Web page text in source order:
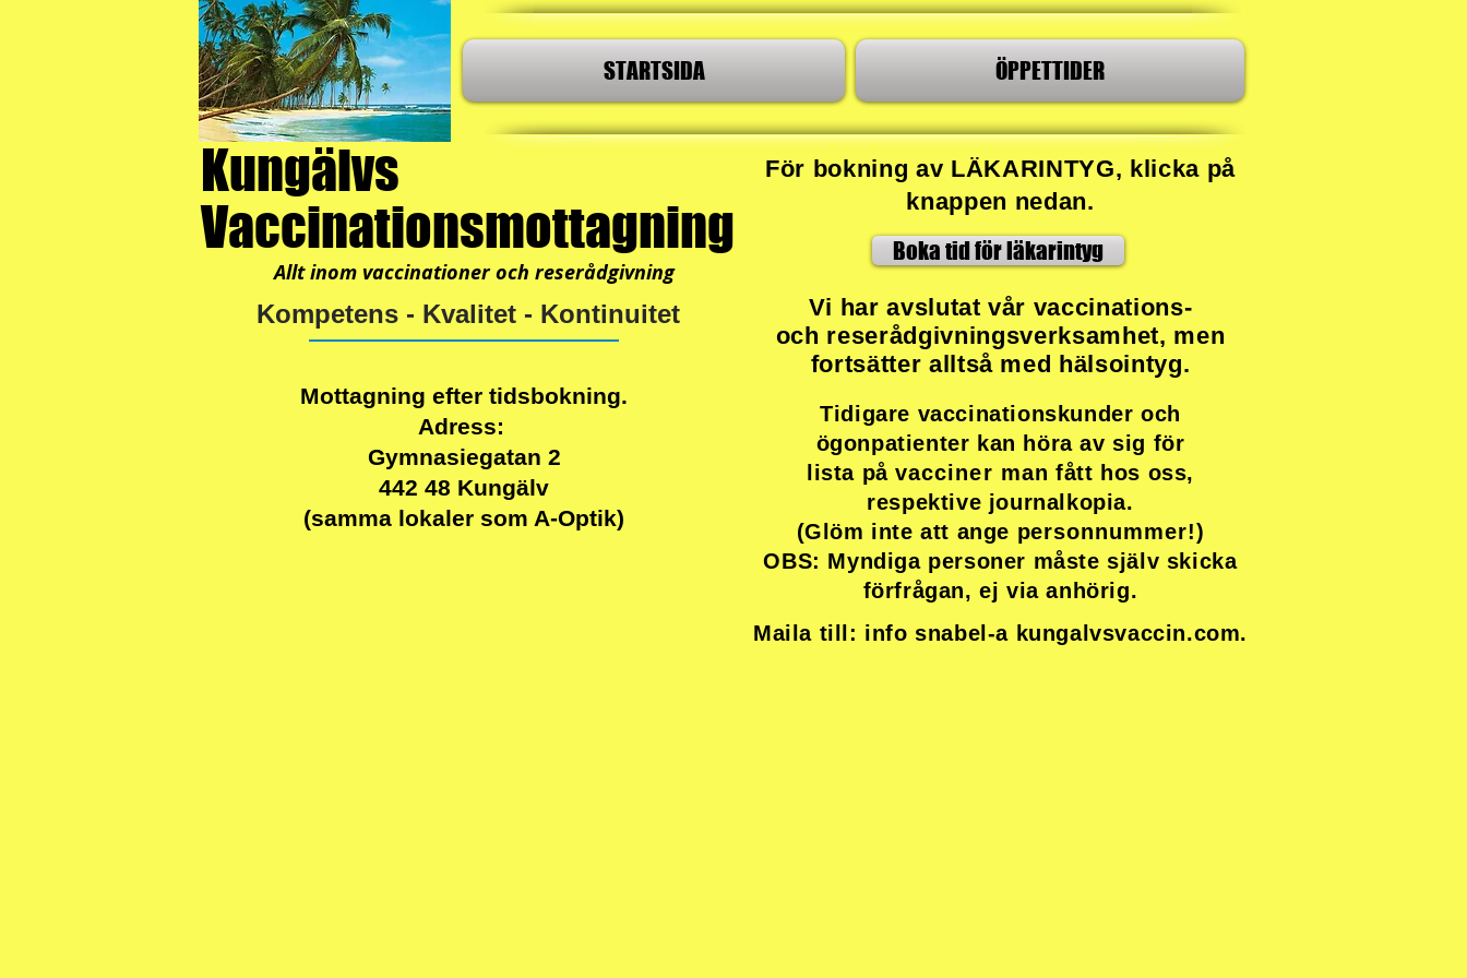
STARTSIDA ÖPPETTIDER
Kungälvs
Vaccinationsmottagning
Allt inom vaccinationer och reserådgivning
Kompetens - Kvalitet - Kontinuitet
För bokning av LÄKARINTYG, klicka på
knappen nedan.
Vi har avslutat vår vaccinations-
och reserådgivningsverksamhet, men
fortsätter alltså med hälsointyg.
Tidigare vaccinationskunder och
ögonpatienter kan höra av sig för
lista påvacciner man fått hos oss,
respektive journalkopia.
(Glöm inte att ange personnummer!)
OBS: Myndiga personer måste själv skicka
förfrågan, ej via anhörig.
Maila till: info snabel-a kungalvsvaccin.com.
Boka tid för läkarintyg
Mottagning efter tidsbokning.
Adress:
Gymnasiegatan 2
442 48 Kungälv
(samma lokaler som A-Optik)